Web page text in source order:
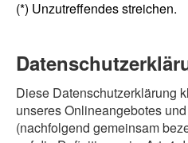
(*) Unzutreffendes streichen.
Diese Datenschutzerklärung
unseres Onlineangebotes
(nachfolgend gemeinsam